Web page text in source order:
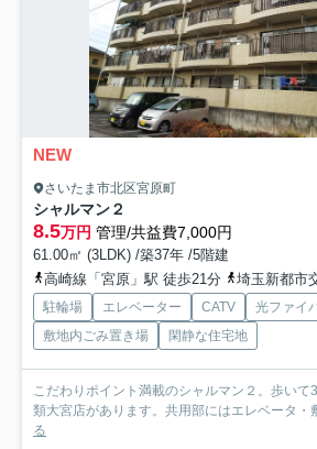
NEW
さいたま市北区宮原町
シャルマン２
8.5万円 管理/共益費7,000円
61.00㎡ (3LDK) /築37年 /5階建
高崎線「宮原」駅 徒歩21分
埼玉新都市交通ニ
駐輪場 エレベーター CATV
光ファイ
敷地内ごみ置き場
閑静な住宅地
こだわりポイント満載のシャルマン２。歩いて
類大宮店があります。共用部にはエレベータ・
る